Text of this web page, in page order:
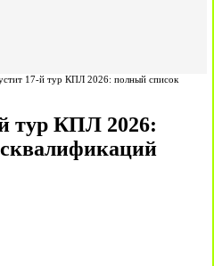
17-й тур КПЛ 2026: полный список
тур КПЛ 2026: